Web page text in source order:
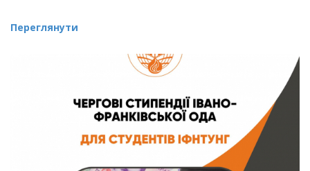
Переглянути